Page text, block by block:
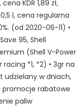
KDR 1,89 zł,
0,5 l, cena regularna
(od 2020-06-11) •
95, Shell
(Shell V-Power
racing *1, *2) • 3gr na
udzielany w dniach,
promocje rabatowe
paliw